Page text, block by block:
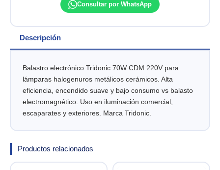
Consultar por WhatsApp
Descripción
Balastro electrónico Tridonic 70W CDM 220V para
lámparas halogenuros metálicos cerámicos. Alta
eficiencia, encendido suave y bajo consumo vs balasto
electromagnético. Uso en iluminación comercial,
escaparates y exteriores. Marca Tridonic.
Productos relacionados